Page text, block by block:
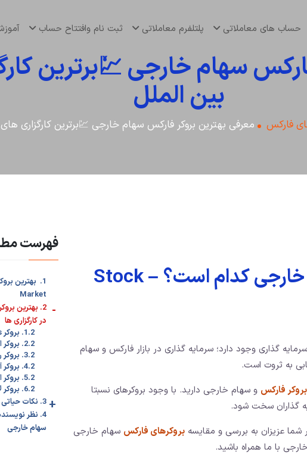
حساب های معاملاتی پلتلفرم معاملاتی ثبت نام وافتتاح حساب
سهام خارجی 💹برترین
بین الملل
فارکس معرفی بهترین بروکر فارکس سهام خارجی 💹برترین کارگزاری
بهترین بروکر فارکس سهام خارجی کدام است؟ – Stock
‌گذاری وجود دارد؛ سرمایه گذاری در بازار فارکس و سهام
به ثروت است.
فارکس و سهام خارجی دارید. با وجود بروکرهای نسبتا
گذاران سخت شود.
شما عزیزان به بررسی و مقایسه بروکرهای فارکس سهام خارجی
با ما همراه باشید.
فهرست
Market
2. بهترین
در کارگزاری ها
-
1.2. بروکر WM Markets برای سهام خارجی
2.2. بروکر اکتا اف ایکس برای سهام خارجی
3.2. بروکر روبو فارکس برای سهام خارجی
4.2. بروکر آمارکتس برای سهام خارجی
5.2. بروکر اینگات برای سهام خارجی
6.2. بروکر لایت فایننس برای سهام خارجی
3. نکات حیاتی در انتخاب کارگزاری برای معامله سهام خارجی +
4. نظر
سهام خارجی